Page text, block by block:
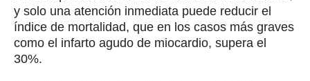
y solo una atención inmediata puede reducir el
índice de mortalidad, que en los casos más graves
como el infarto agudo de miocardio, supera el
30%.